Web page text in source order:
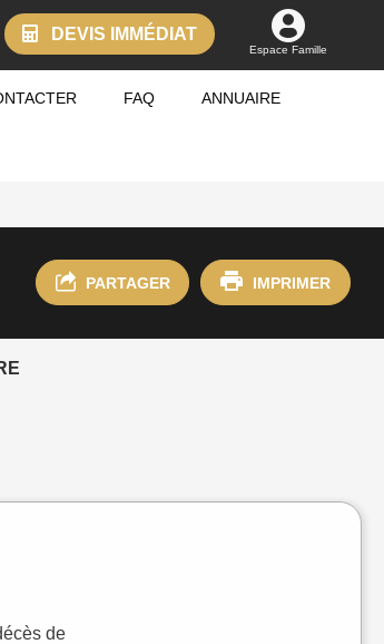
DEVIS IMMÉDIAT
Espace Famille
FAQ ANNUAIRE
PARTAGER IMPRIMER
de